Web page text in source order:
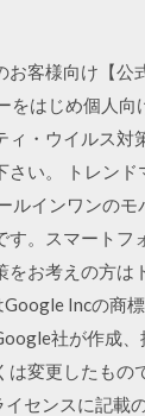
お客様向け【公
をはじめ個人向
ィ・ウイルス対
さい。 トレンド
ルインワンのモ
す。スマートフ
をお考えの方は
Incの商
社が作成
は変更したもの
センスに記載